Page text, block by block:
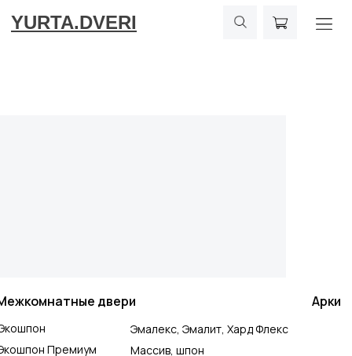
YURTA.DVERI
Премиум
Массив, шпон
Эмалекс, Эмалит, Хард Флекс
Арки
двери